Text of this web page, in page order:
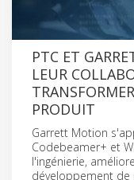
PTC ET
LEUR
PRODUIT
Garrett Motion
Codebeamer+ et
l'ingénierie,
développement de